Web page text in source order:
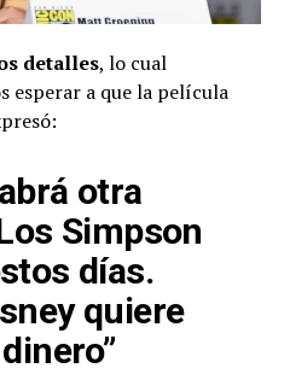
detalles, lo cual
esperar a que la película
otra
Simpson
días.
quiere